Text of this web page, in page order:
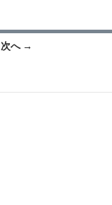
次へ →